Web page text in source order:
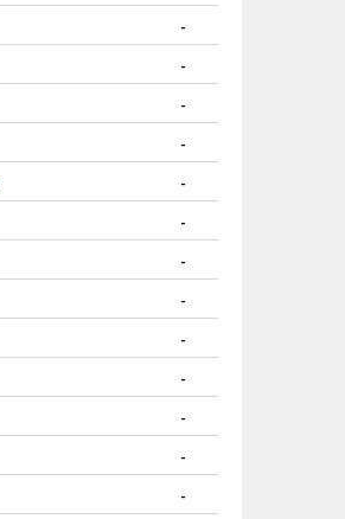
-
-
-
-
-
-
-
-
-
-
-
-
-